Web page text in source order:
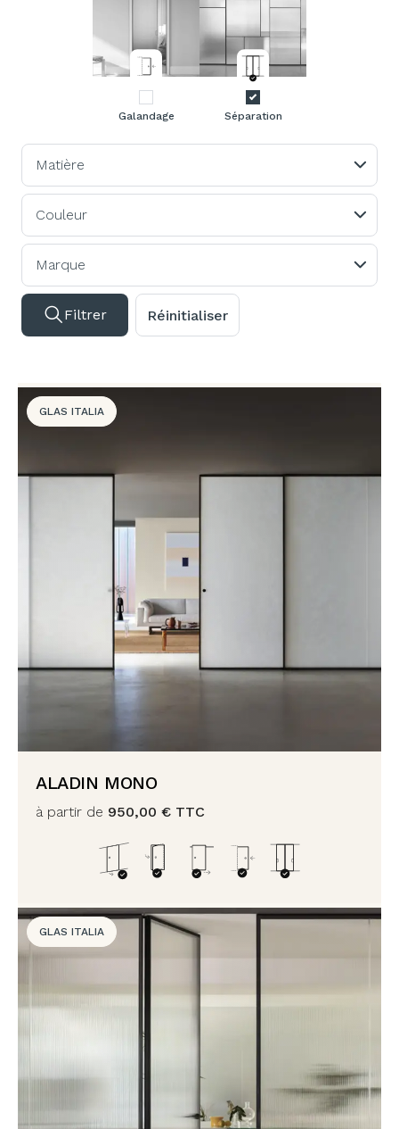
Galandage Séparation
Matière
Couleur
Marque
Filtrer Réinitialiser
GLAS ITALIA
ALADIN MONO
à partir de 950,00 € TTC
GLAS ITALIA